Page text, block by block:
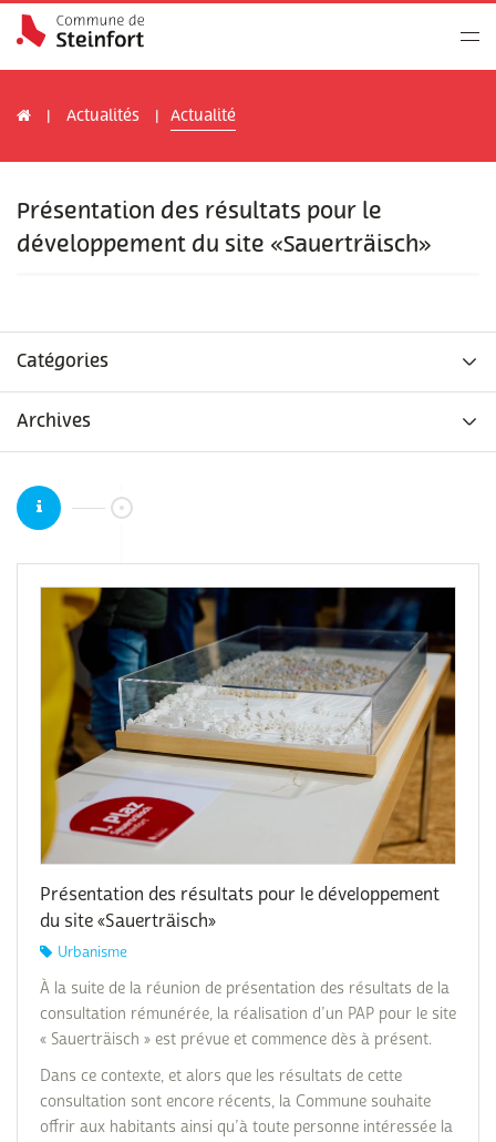
Actualités Actualité
Présentation des résultats pour le
développement du site «Sauerträisch»
Catégories
Archives
Présentation des résultats pour le développement
du site «Sauerträisch»
Urbanisme
À la suite de la réunion de présentation des résultats de la
consultation rémunérée, la réalisation d’un PAP pour le site
« Sauerträisch » est prévue et commence dès à présent.
Dans ce contexte, et alors que les résultats de cette
consultation sont encore récents, la Commune souhaite
offrir aux habitants ainsi qu’à toute personne intéressée la